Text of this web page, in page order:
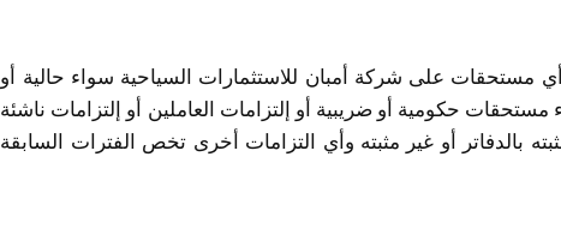
مستحقات على شركة أمبان للاستثمارات السياحية سواء حالية أو
حكومية أو ضريبية أو إلتزامات العاملين أو إلتزامات ناشئة
بالدفاتر أو غير مثبته وأي التزامات أخرى تخص الفترات السابقة